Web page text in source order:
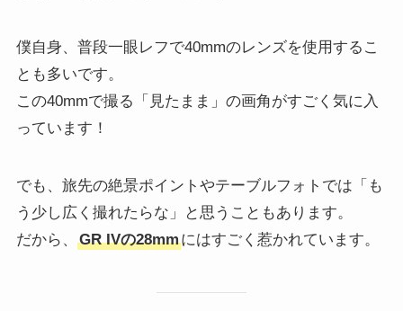
僕自身、普段一眼レフで40mmのレンズを使用するこ
とも多いです。
この40mmで撮る「見たまま」の画角がすごく気に入
っています！
でも、旅先の絶景ポイントやテーブルフォトでは「も
う少し広く撮れたらな」と思うこともあります。
だから、
GR IVの28mmにはすごく惹かれています。